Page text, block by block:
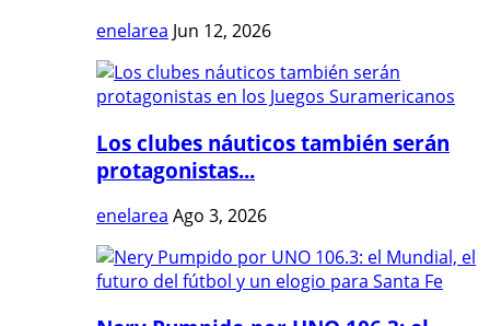
enelarea Jun 12, 2026
Los clubes náuticos también serán
protagonistas...
enelarea Ago 3, 2026